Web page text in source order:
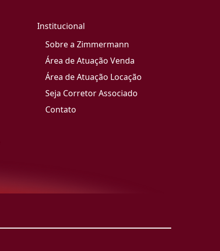
Institucional
Sobre a Zimmermann
Área de Atuação Venda
Área de Atuação Locação
Seja Corretor Associado
Contato